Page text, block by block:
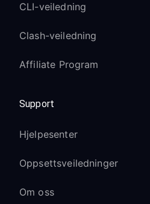
CLI-veiledning
Clash-veiledning
Affiliate Program
Support
Hjelpesenter
Oppsettsveiledninger
Om oss